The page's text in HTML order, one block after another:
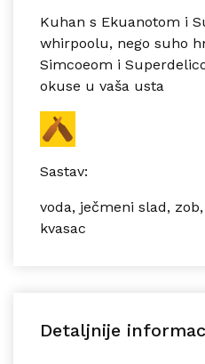
Kuhan s Ekuanotom i
whirpoolu, nego suho
Simcoeom i
okuse u vaša usta
Sastav:
voda, ječmeni slad,
kvasac
Detaljnije